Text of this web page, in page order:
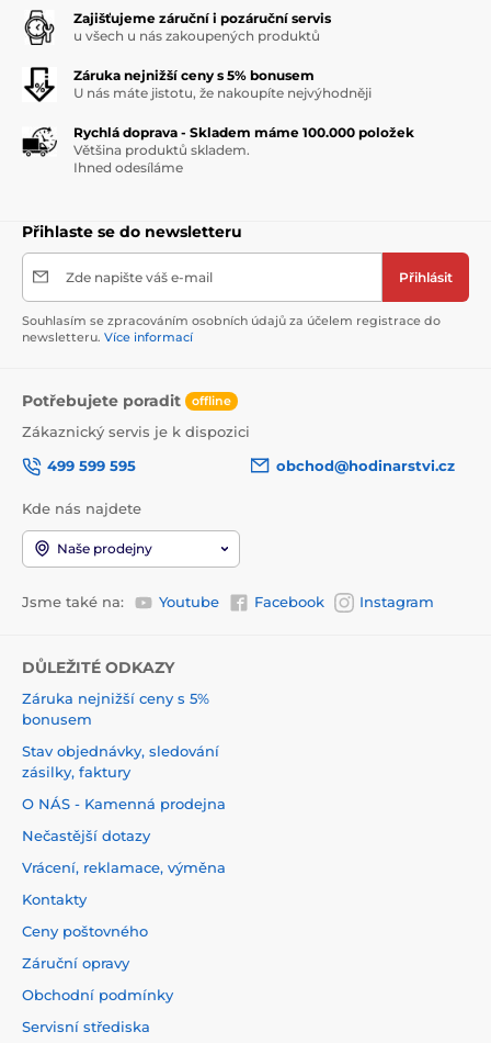
Zajišťujeme záruční i pozáruční servis
u všech u nás zakoupených produktů
Záruka nejnižší ceny s 5% bonusem
U nás máte jistotu, že nakoupíte nejvýhodněji
Rychlá doprava - Skladem máme 100.000 položek
Většina produktů skladem.
Ihned odesíláme
Přihlaste se do newsletteru
Zde napište váš e-mail Přihlásit
Souhlasím se zpracováním osobních údajů za účelem registrace do
newsletteru. Více informací
Potřebujete poradit offline
Zákaznický servis je k dispozici
499 599 595
obchod@hodinarstvi.cz
Kde nás najdete
Naše prodejny
Jsme také na: Youtube Facebook Instagram
DŮLEŽITÉ ODKAZY
Záruka nejnižší ceny s 5%
bonusem
Stav objednávky, sledování
zásilky, faktury
O NÁS - Kamenná prodejna
Nečastější dotazy
Vrácení, reklamace, výměna
Kontakty
Ceny poštovného
Záruční opravy
Obchodní podmínky
Servisní střediska